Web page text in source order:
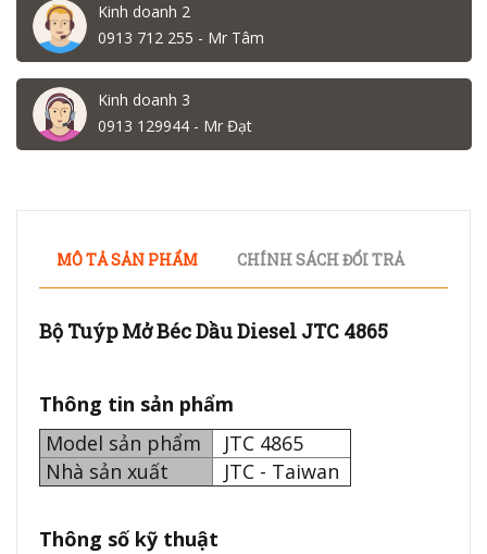
Kinh doanh 2
0913 712 255 - Mr Tâm
Kinh doanh 3
0913 129944 - Mr Đạt
MÔ TẢ SẢN PHẨM CHÍNH SÁCH ĐỔI TRẢ
Bộ Tuýp Mở Béc Dầu Diesel JTC 4865
Thông tin sản phẩm
Model sản phẩm
JTC 4865
Nhà sản xuất
JTC - Taiwan
Thông số kỹ thuật